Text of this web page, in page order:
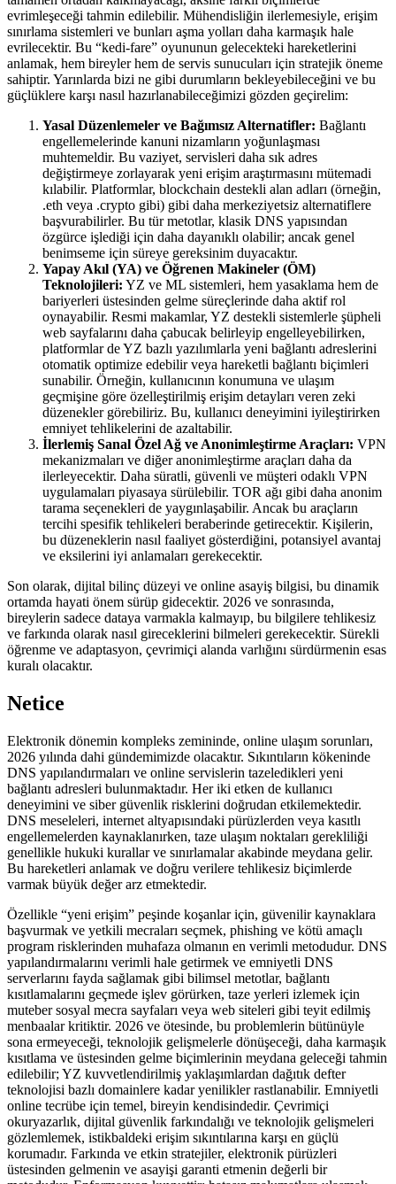
evrimleşeceği tahmin edilebilir. Mühendisliğin ilerlemesiyle, erişim
sınırlama sistemleri ve bunları aşma yolları daha karmaşık hale
evrilecektir. Bu “kedi-fare” oyununun gelecekteki hareketlerini
anlamak, hem bireyler hem de servis sunucuları için stratejik öneme
sahiptir. Yarınlarda bizi ne gibi durumların bekleyebileceğini ve bu
güçlüklere karşı nasıl hazırlanabileceğimizi gözden geçirelim:
Yasal Düzenlemeler ve Bağımsız Alternatifler: Bağlantı
engellemelerinde kanuni nizamların yoğunlaşması
muhtemeldir. Bu vaziyet, servisleri daha sık adres
değiştirmeye zorlayarak yeni erişim araştırmasını mütemadi
kılabilir. Platformlar, blockchain destekli alan adları (örneğin,
.eth veya .crypto gibi) gibi daha merkeziyetsiz alternatiflere
başvurabilirler. Bu tür metotlar, klasik DNS yapısından
özgürce işlediği için daha dayanıklı olabilir; ancak genel
benimseme için süreye gereksinim duyacaktır.
Yapay Akıl (YA) ve Öğrenen Makineler (ÖM)
Teknolojileri: YZ ve ML sistemleri, hem yasaklama hem de
bariyerleri üstesinden gelme süreçlerinde daha aktif rol
oynayabilir. Resmi makamlar, YZ destekli sistemlerle şüpheli
web sayfalarını daha çabucak belirleyip engelleyebilirken,
platformlar de YZ bazlı yazılımlarla yeni bağlantı adreslerini
otomatik optimize edebilir veya hareketli bağlantı biçimleri
sunabilir. Örneğin, kullanıcının konumuna ve ulaşım
geçmişine göre özelleştirilmiş erişim detayları veren zeki
düzenekler görebiliriz. Bu, kullanıcı deneyimini iyileştirirken
emniyet tehlikelerini de azaltabilir.
İlerlemiş Sanal Özel Ağ ve Anonimleştirme Araçları: VPN
mekanizmaları ve diğer anonimleştirme araçları daha da
ilerleyecektir. Daha süratli, güvenli ve müşteri odaklı VPN
uygulamaları piyasaya sürülebilir. TOR ağı gibi daha anonim
tarama seçenekleri de yaygınlaşabilir. Ancak bu araçların
tercihi spesifik tehlikeleri beraberinde getirecektir. Kişilerin,
bu düzeneklerin nasıl faaliyet gösterdiğini, potansiyel avantaj
ve eksilerini iyi anlamaları gerekecektir.
Son olarak, dijital bilinç düzeyi ve online asayiş bilgisi, bu dinamik
ortamda hayati önem sürüp gidecektir. 2026 ve sonrasında,
bireylerin sadece dataya varmakla kalmayıp, bu bilgilere tehlikesiz
ve farkında olarak nasıl gireceklerini bilmeleri gerekecektir. Sürekli
öğrenme ve adaptasyon, çevrimiçi alanda varlığını sürdürmenin esas
kuralı olacaktır.
Netice
Elektronik dönemin kompleks zemininde, online ulaşım sorunları,
2026 yılında dahi gündemimizde olacaktır. Sıkıntıların kökeninde
DNS yapılandırmaları ve online servislerin tazeledikleri yeni
bağlantı adresleri bulunmaktadır. Her iki etken de kullanıcı
deneyimini ve siber güvenlik risklerini doğrudan etkilemektedir.
DNS meseleleri, internet altyapısındaki pürüzlerden veya kasıtlı
engellemelerden kaynaklanırken, taze ulaşım noktaları gerekliliği
genellikle hukuki kurallar ve sınırlamalar akabinde meydana gelir.
Bu hareketleri anlamak ve doğru verilere tehlikesiz biçimlerde
varmak büyük değer arz etmektedir.
Özellikle “yeni erişim” peşinde koşanlar için, güvenilir kaynaklara
başvurmak ve yetkili mecraları seçmek, phishing ve kötü amaçlı
program risklerinden muhafaza olmanın en verimli metodudur. DNS
yapılandırmalarını verimli hale getirmek ve emniyetli DNS
serverlarını fayda sağlamak gibi bilimsel metotlar, bağlantı
kısıtlamalarını geçmede işlev görürken, taze yerleri izlemek için
muteber sosyal mecra sayfaları veya web siteleri gibi teyit edilmiş
menbaalar kritiktir. 2026 ve ötesinde, bu problemlerin bütünüyle
sona ermeyeceği, teknolojik gelişmelerle dönüşeceği, daha karmaşık
kısıtlama ve üstesinden gelme biçimlerinin meydana geleceği tahmin
edilebilir; YZ kuvvetlendirilmiş yaklaşımlardan dağıtık defter
teknolojisi bazlı domainlere kadar yenilikler rastlanabilir. Emniyetli
online tecrübe için temel, bireyin kendisindedir. Çevrimiçi
okuryazarlık, dijital güvenlik farkındalığı ve teknolojik gelişmeleri
gözlemlemek, istikbaldeki erişim sıkıntılarına karşı en güçlü
korumadır. Farkında ve etkin stratejiler, elektronik pürüzleri
üstesinden gelmenin ve asayişi garanti etmenin değerli bir